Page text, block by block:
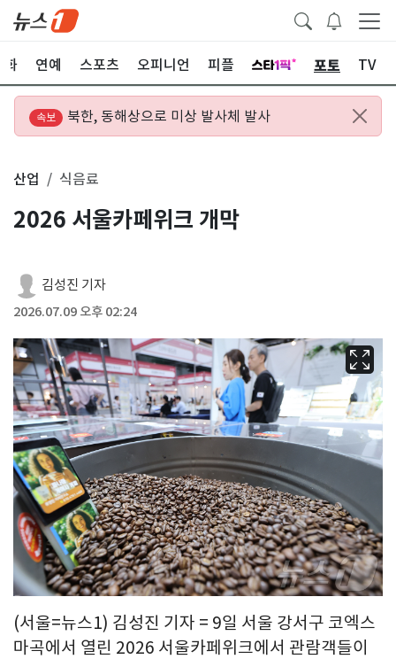
화 연예 스포츠 오피니언 피플 포토 TV
속보 북한, 동해상으로 미상 발사체 발사
산업 식음료
2026 서울카페위크 개막
김성진 기자
2026.07.09 오후 02:24
(서울=뉴스1) 김성진 기자 = 9일 서울 강서구 코엑스
마곡에서 열린 2026 서울카페위크에서 관람객들이